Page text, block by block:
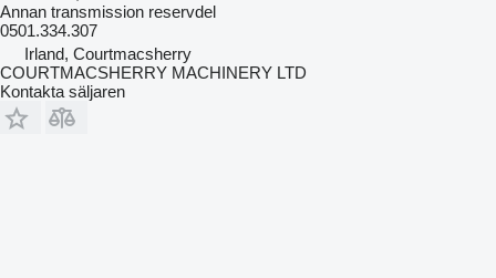
Annan transmission reservdel
0501.334.307
Irland, Courtmacsherry
COURTMACSHERRY MACHINERY LTD
Kontakta säljaren